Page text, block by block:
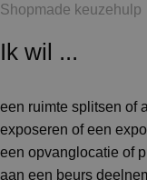
Shopmade keuzehulp
Ik wil ...
een ruimte splitsen of
exposeren of een
een opvanglocatie of
aan een beurs